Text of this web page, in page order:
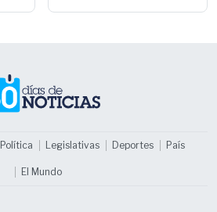
Política Legislativas Deportes País
El Mundo